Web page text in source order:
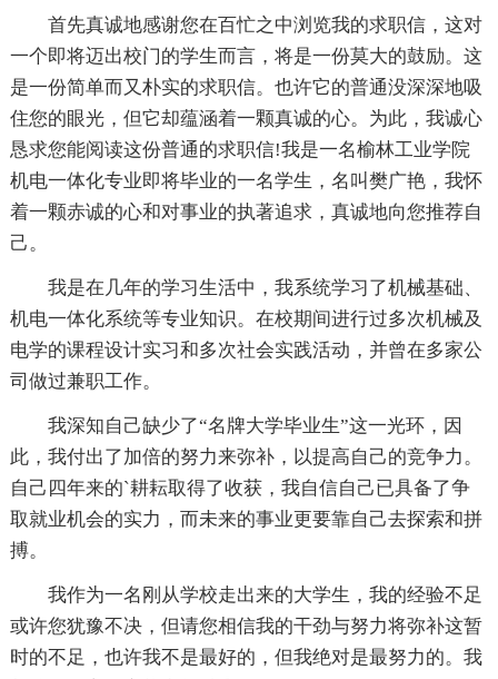
首先真诚地感谢您在百忙之中浏览我的求职信，这对
一个即将迈出校门的学生而言，将是一份莫大的鼓励。这
是一份简单而又朴实的求职信。也许它的普通没深深地吸
住您的眼光，但它却蕴涵着一颗真诚的心。为此，我诚心
恳求您能阅读这份普通的求职信!我是一名榆林工业学院
机电一体化专业即将毕业的一名学生，名叫樊广艳，我怀
着一颗赤诚的心和对事业的执著追求，真诚地向您推荐自
己。
我是在几年的学习生活中，我系统学习了机械基础、
机电一体化系统等专业知识。在校期间进行过多次机械及
电学的课程设计实习和多次社会实践活动，并曾在多家公
司做过兼职工作。
我深知自己缺少了“名牌大学毕业生”这一光环，因
此，我付出了加倍的努力来弥补，以提高自己的竞争力。
自己四年来的`耕耘取得了收获，我自信自己已具备了争
取就业机会的实力，而未来的事业更要靠自己去探索和拼
搏。
我作为一名刚从学校走出来的大学生，我的经验不足
或许您犹豫不决，但请您相信我的干劲与努力将弥补这暂
时的不足，也许我不是最好的，但我绝对是最努力的。我